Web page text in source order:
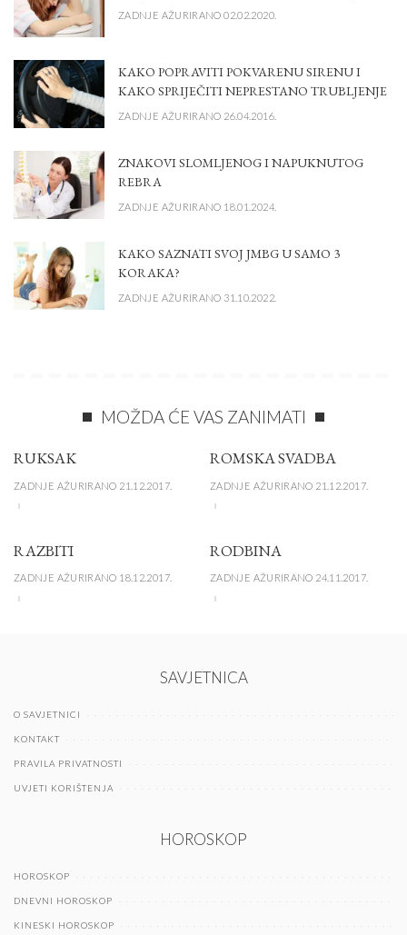
ZADNJE AŽURIRANO 02.02.2020.
KAKO POPRAVITI POKVARENU SIRENU I
KAKO SPRIJEČITI NEPRESTANO TRUBLJENJE
ZADNJE AŽURIRANO 26.04.2016.
ZNAKOVI SLOMLJENOG I NAPUKNUTOG
REBRA
ZADNJE AŽURIRANO 18.01.2024.
KAKO SAZNATI SVOJ JMBG U SAMO 3
KORAKA?
ZADNJE AŽURIRANO 31.10.2022.
MOŽDA ĆE VAS ZANIMATI
RUKSAK
ZADNJE AŽURIRANO 21.12.2017.
ROMSKA SVADBA
ZADNJE AŽURIRANO 21.12.2017.
RAZBITI
ZADNJE AŽURIRANO 18.12.2017.
RODBINA
ZADNJE AŽURIRANO 24.11.2017.
SAVJETNICA
O SAVJETNICI
KONTAKT
PRAVILA PRIVATNOSTI
UVJETI KORIŠTENJA
HOROSKOP
HOROSKOP
DNEVNI HOROSKOP
KINESKI HOROSKOP